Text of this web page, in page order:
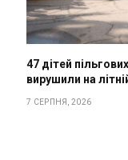
47 дітей
вирушили на
7 СЕРПНЯ, 2026